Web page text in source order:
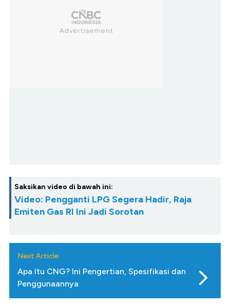
Saksikan video di bawah ini:
Video: Pengganti LPG Segera Hadir, Raja
Emiten Gas RI Ini Jadi Sorotan
Next Article
Apa Itu CNG? Ini Pengertian, Spesifikasi dan
Penggunaannya